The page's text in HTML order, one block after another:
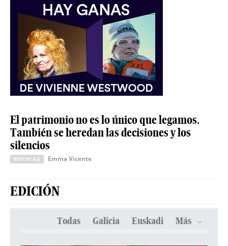
El patrimonio no es lo único que legamos.
También se heredan las decisiones y los
silencios
REPORTAJE Emma Vicente
EDICIÓN
Todas Galicia Euskadi Más